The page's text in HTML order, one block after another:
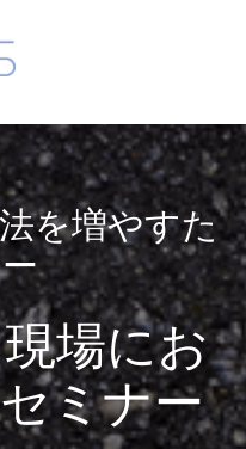
を増やすた
場にお
ミナー